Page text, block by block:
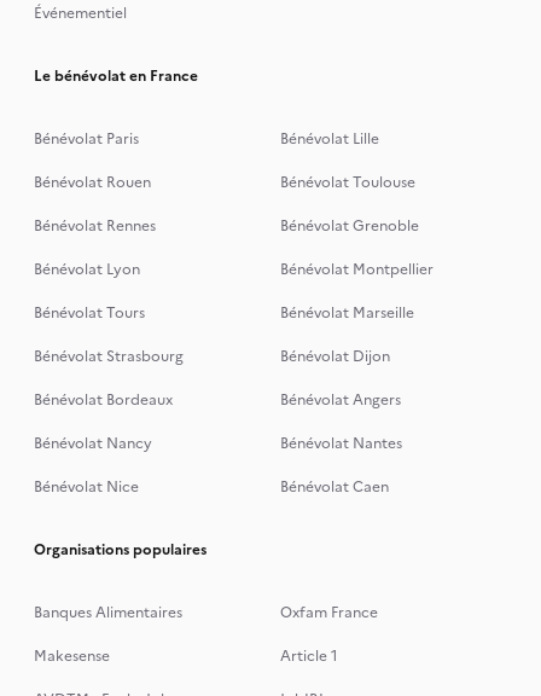
Événementiel
Le bénévolat en France
Bénévolat Paris
Bénévolat Lille
Bénévolat Rouen
Bénévolat Toulouse
Bénévolat Rennes
Bénévolat Grenoble
Bénévolat Lyon
Bénévolat Montpellier
Bénévolat Tours
Bénévolat Marseille
Bénévolat Strasbourg
Bénévolat Dijon
Bénévolat Bordeaux
Bénévolat Angers
Bénévolat Nancy
Bénévolat Nantes
Bénévolat Nice
Bénévolat Caen
Organisations populaires
Banques Alimentaires
Oxfam France
Makesense
Article 1